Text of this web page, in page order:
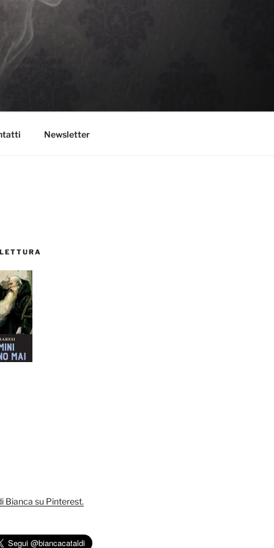
Newsletter
Bianca su Pinterest.